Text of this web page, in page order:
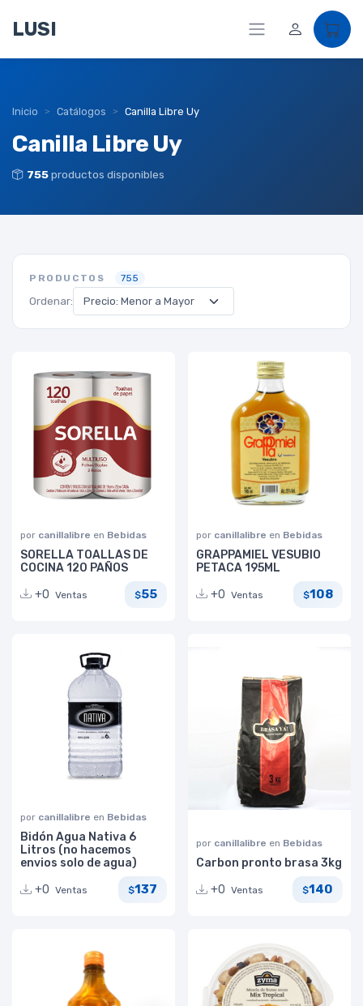
LUSI
Inicio Catálogos Canilla Libre Uy
Canilla Libre Uy
755productos disponibles
PRODUCTOS 755
Ordenar:
por canillalibre en Bebidas
SORELLA TOALLAS DE
COCINA 120 PAÑOS
+0 Ventas $55
por canillalibre en Bebidas
GRAPPAMIEL VESUBIO
PETACA 195ML
+0 Ventas $108
por canillalibre en Bebidas
Bidón Agua Nativa 6
Litros (no hacemos
envios solo de agua)
+0 Ventas $137
por canillalibre en Bebidas
Carbon pronto brasa 3kg
+0 Ventas $140